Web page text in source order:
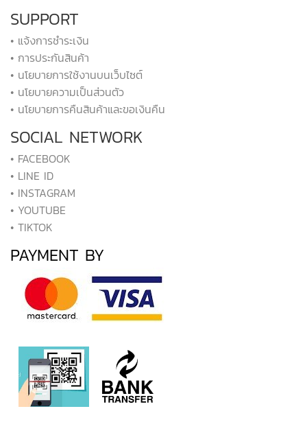
SUPPORT
• แจ้งการชำระเงิน
• การประกันสินค้า
• นโยบายการใช้งานบนเว็บไซต์
• นโยบายความเป็นส่วนตัว
• นโยบายการคืนสินค้าและขอเงินคืน
SOCIAL NETWORK
• FACEBOOK
• LINE ID
• INSTAGRAM
• YOUTUBE
• TIKTOK
PAYMENT BY